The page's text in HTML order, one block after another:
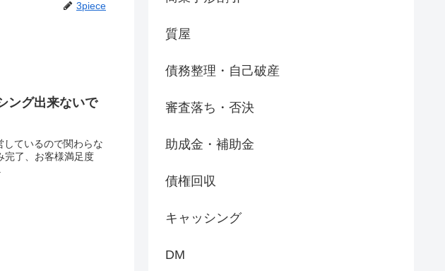
3piece
ング出来ないで
ているので関わらな
完了、お客様満足度
質屋
債務整理・自己破産
審査落ち・否決
助成金・補助金
債権回収
キャッシング
DM